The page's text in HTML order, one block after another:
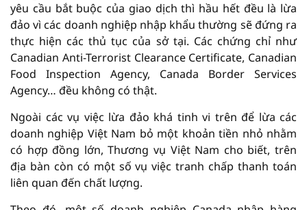
yêu cầu bắt buộc của giao dịch thì hầu hết đều là lừa
đảo vì các doanh nghiệp nhập khẩu thường sẽ đứng ra
thực hiện các thủ tục của sở tại. Các chứng chỉ như
Canadian Anti-Terrorist Clearance Certificate, Canadian
Food Inspection Agency, Canada Border Services
Agency… đều không có thật.
Ngoài các vụ việc lừa đảo khá tinh vi trên để lừa các
doanh nghiệp Việt Nam bỏ một khoản tiền nhỏ nhằm
có hợp đồng lớn, Thương vụ Việt Nam cho biết, trên
địa bàn còn có một số vụ việc tranh chấp thanh toán
liên quan đến chất lượng.